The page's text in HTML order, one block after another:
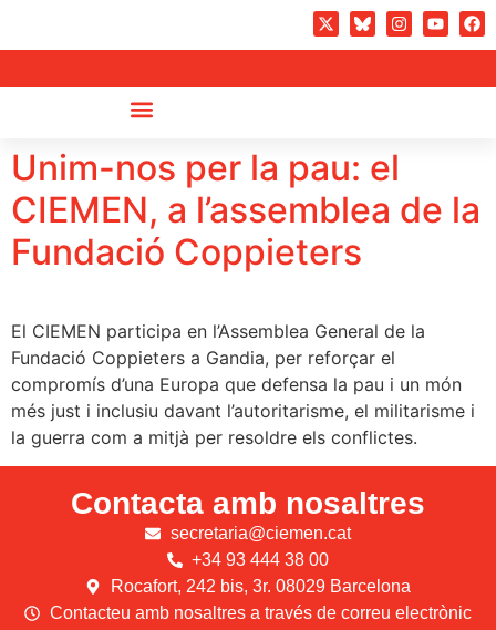
Unim-nos per la pau: el
CIEMEN, a l’assemblea de la
Fundació Coppieters
El CIEMEN participa en l’Assemblea General de la
Fundació Coppieters a Gandia, per reforçar el
compromís d’una Europa que defensa la pau i un món
més just i inclusiu davant l’autoritarisme, el militarisme i
la guerra com a mitjà per resoldre els conflictes.
Contacta amb nosaltres
secretaria@ciemen.cat
+34 93 444 38 00
Rocafort, 242 bis, 3r. 08029 Barcelona
Contacteu amb nosaltres a través de correu electrònic